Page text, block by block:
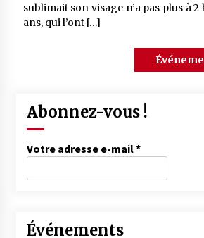
sublimait son visage n’a pas plus à
ans, qui l’ont […]
Abonnez-vous !
Votre adresse e-mail*
Événements